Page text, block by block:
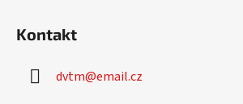
Kontakt
dvtm@email.cz